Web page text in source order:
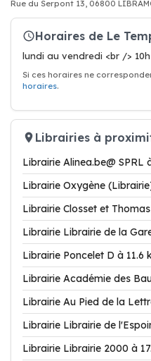
Rue du Serpont 13, 06800
Horaires de Le
lundi au vendredi <br />
Si ces horaires ne
horaires.
Librairies à
Librairie Alinea.be@ SPRL
Librairie Oxygène
Librairie Closset et
Librairie Librairie de la
Librairie Poncelet D à 11.6
Librairie Académie des
Librairie Au Pied de la
Librairie Librairie de
Librairie Librairie 2000 à